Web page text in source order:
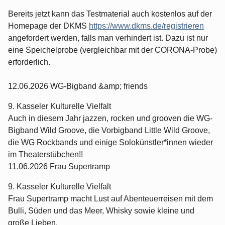
Bereits jetzt kann das Testmaterial auch kostenlos auf der
Homepage der DKMS https://www.dkms.de/registrieren
angefordert werden, falls man verhindert ist. Dazu ist nur
eine Speichelprobe (vergleichbar mit der CORONA-Probe)
erforderlich.
12.06.2026 WG-Bigband &amp; friends
9. Kasseler Kulturelle Vielfalt
Auch in diesem Jahr jazzen, rocken und grooven die WG-
Bigband Wild Groove, die Vorbigband Little Wild Groove,
die WG Rockbands und einige Solokünstler*innen wieder
im Theaterstübchen!!
11.06.2026 Frau Supertramp
9. Kasseler Kulturelle Vielfalt
Frau Supertramp macht Lust auf Abenteuerreisen mit dem
Bulli, Süden und das Meer, Whisky sowie kleine und
große Lieben.